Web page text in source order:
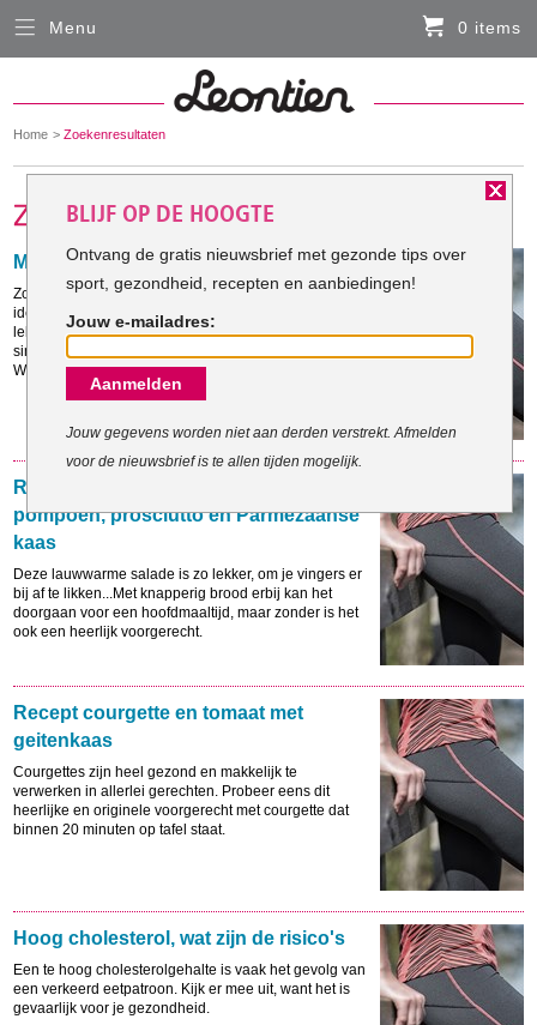
You
here:
Home Zoekenresultaten
Met een sausje
Zon, zee, strand en 's avonds lekker barbecuen. De
ideale zomerdag. Toch kan het een beetje wringen:
lekker eten én er in je bikini slank uit willen zien. Een
simpele, maar doeltreffende tip: let op de sausjes!
Want je wordt er dikker van dan je denkt.
Recept: salade van geroosterde
pompoen, prosciutto en Parmezaanse
kaas
Deze lauwwarme salade is zo lekker, om je vingers er
bij af te likken...Met knapperig brood erbij kan het
doorgaan voor een hoofdmaaltijd, maar zonder is het
ook een heerlijk voorgerecht.
Recept courgette en tomaat met
geitenkaas
Courgettes zijn heel gezond en makkelijk te
verwerken in allerlei gerechten. Probeer eens dit
heerlijke en originele voorgerecht met courgette dat
binnen 20 minuten op tafel staat.
Hoog cholesterol, wat zijn de risico's
Een te hoog cholesterolgehalte is vaak het gevolg van
een verkeerd eetpatroon. Kijk er mee uit, want het is
gevaarlijk voor je gezondheid.
Menu 0 items
Sluiten
HARDLOOPKLEDING
FIETSKLEDING
SERVICE
Inloggen
Contact- en adresgegevens
Levertijd, retourneren, ruilen
BLIJF OP DE HOOGTE
Ontvang de gratis nieuwsbrief met gezonde tips over
sport, gezondheid, recepten en aanbiedingen!
Jouw e-mailadres:
Aanmelden
Jouw gegevens worden niet aan derden verstrekt. Afmelden
voor de nieuwsbrief is te allen tijden mogelijk.